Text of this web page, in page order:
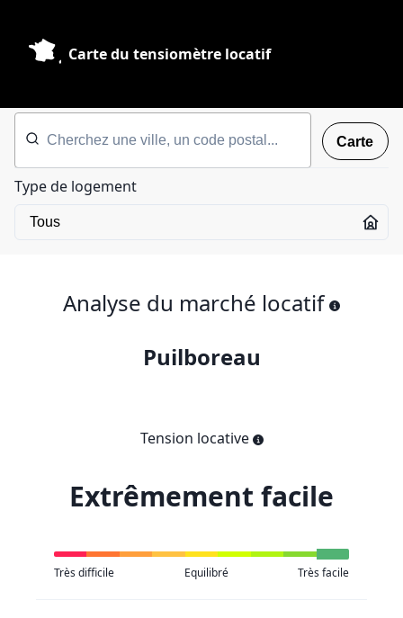
Carte du tensiomètre locatif
Carte
Type de logement
Analyse du marché locatif
Puilboreau
Tension locative
Extrêmement facile
Très difficile Equilibré Très facile